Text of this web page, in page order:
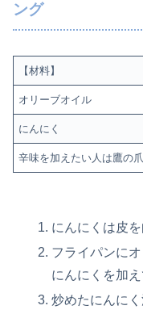
ング
【材料】
オリーブオイル
にんにく
辛味を加えたい人は鷹の爪
にんにくは皮
フライパンに
にんにくを加
炒めたにんに